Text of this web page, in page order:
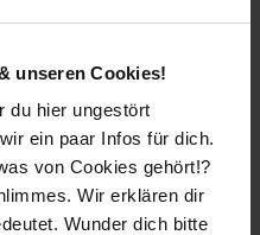
unseren Cookies!
du hier ungestört
ein paar Infos für dich.
von Cookies gehört!?
Wir erklären dir
Wunder dich bitte
zu Kiel (IHK)